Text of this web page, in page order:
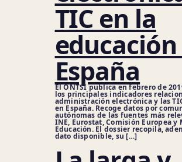
TIC en la
España
El ONTSI publica en febrero de
los principales indicadores
administración electrónica y las
en España. Recoge datos por
autónomas de las fuentes más
INE, Eurostat, Comisión Europea
Educación. El dossier recopila,
dato disponible, su […]